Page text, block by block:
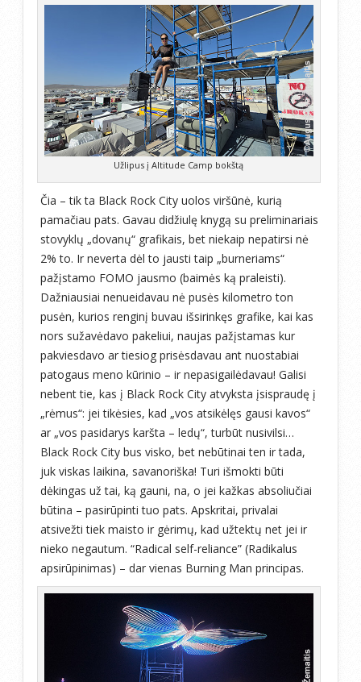
Užlipus į Altitude Camp bokštą
Čia – tik ta Black Rock City uolos viršūnė, kurią
pamačiau pats. Gavau didžiulę knygą su preliminariais
stovyklų „dovanų“ grafikais, bet niekaip nepatirsi nė
2% to. Ir neverta dėl to jausti taip „burneriams“
pažįstamo FOMO jausmo (baimės ką praleisti).
Dažniausiai nenueidavau nė pusės kilometro ton
pusėn, kurios renginį buvau išsirinkęs grafike, kai kas
nors sužavėdavo pakeliui, naujas pažįstamas kur
pakviesdavo ar tiesiog prisėsdavau ant nuostabiai
patogaus meno kūrinio – ir nepasigailėdavau! Galisi
nebent tie, kas į Black Rock City atvyksta įsispraudę į
„rėmus“: jei tikėsies, kad „vos atsikėlęs gausi kavos“
ar „vos pasidarys karšta – ledų“, turbūt nusivilsi…
Black Rock City bus visko, bet nebūtinai ten ir tada,
juk viskas laikina, savanoriška! Turi išmokti būti
dėkingas už tai, ką gauni, na, o jei kažkas absoliučiai
būtina – pasirūpinti tuo pats. Apskritai, privalai
atsivežti tiek maisto ir gėrimų, kad užtektų net jei ir
nieko negautum. “Radical self-reliance” (Radikalus
apsirūpinimas) – dar vienas Burning Man principas.